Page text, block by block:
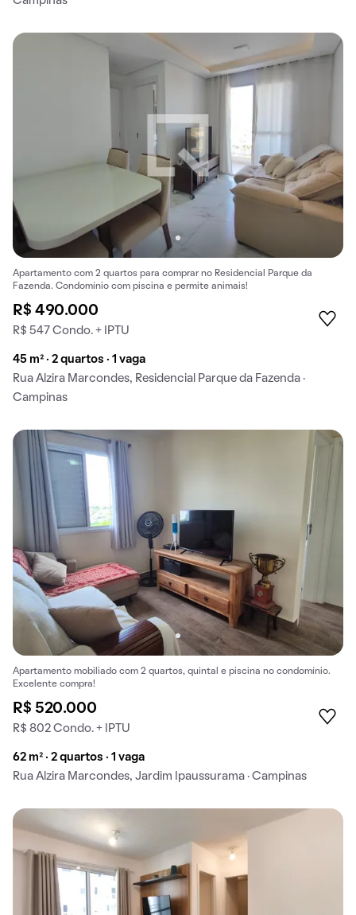
Apartamento com 2 quartos para comprar no Residencial Parque da
Fazenda. Condomínio com piscina e permite animais!
R$ 490.000
R$ 547 Condo. + IPTU
45 m² · 2 quartos · 1 vaga
Rua Alzira Marcondes, Residencial Parque da Fazenda ·
Campinas
Apartamento mobiliado com 2 quartos, quintal e piscina no condomínio.
Excelente compra!
R$ 520.000
R$ 802 Condo. + IPTU
62 m² · 2 quartos · 1 vaga
Rua Alzira Marcondes, Jardim Ipaussurama · Campinas